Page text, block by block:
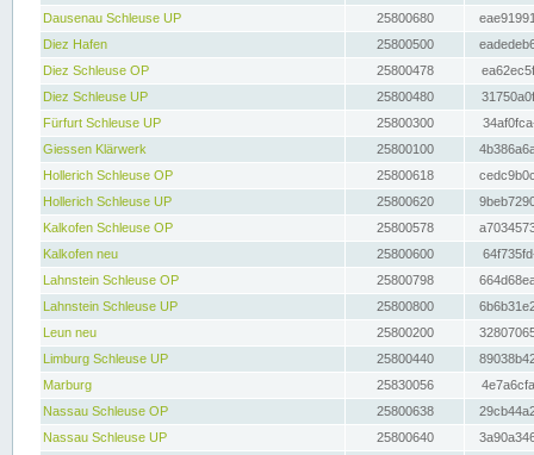
Dausenau Schleuse UP
25800680
Diez Hafen
25800500
Diez Schleuse OP
25800478
Diez Schleuse UP
25800480
Fürfurt Schleuse UP
25800300
Giessen Klärwerk
25800100
Hollerich Schleuse OP
25800618
Hollerich Schleuse UP
25800620
Kalkofen Schleuse OP
25800578
Kalkofen neu
25800600
Lahnstein Schleuse OP
25800798
Lahnstein Schleuse UP
25800800
Leun neu
25800200
Limburg Schleuse UP
25800440
Marburg
25830056
Nassau Schleuse OP
25800638
Nassau Schleuse UP
25800640